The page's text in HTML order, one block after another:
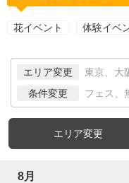
花イベント 体験イベ
エリア変更 東京、大
条件変更 フェス、
エリア変更
8月